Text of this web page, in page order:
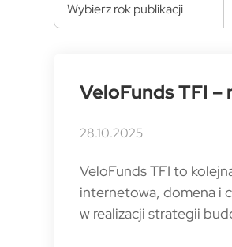
Wybierz rok publikacji
VeloFunds TFI –
28.10.2025
VeloFunds TFI to
internetowa, domena i
w realizacji strategii